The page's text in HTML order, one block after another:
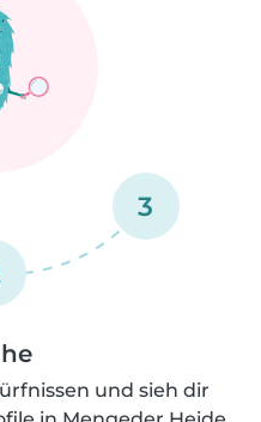
3
und sieh dir